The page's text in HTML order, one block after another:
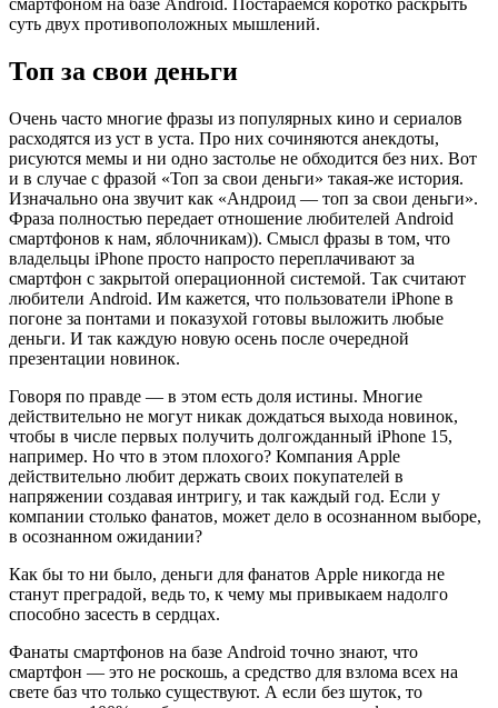
суть двух противоположных мышлений.
Топ за свои деньги
Очень часто многие фразы из популярных кино и сериалов
расходятся из уст в уста. Про них сочиняются анекдоты,
рисуются мемы и ни одно застолье не обходится без них. Вот
и в случае с фразой «Топ за свои деньги» такая-же история.
Изначально она звучит как «Андроид — топ за свои деньги».
Фраза полностью передает отношение любителей Android
смартфонов к нам, яблочникам)). Смысл фразы в том, что
владельцы iPhone просто напросто переплачивают за
смартфон с закрытой операционной системой. Так считают
любители Android. Им кажется, что пользователи iPhone в
погоне за понтами и показухой готовы выложить любые
деньги. И так каждую новую осень после очередной
презентации новинок.
Говоря по правде — в этом есть доля истины. Многие
действительно не могут никак дождаться выхода новинок,
чтобы в числе первых получить долгожданный iPhone 15,
например. Но что в этом плохого? Компания Apple
действительно любит держать своих покупателей в
напряжении создавая интригу, и так каждый год. Если у
компании столько фанатов, может дело в осознанном выборе,
в осознанном ожидании?
Как бы то ни было, деньги для фанатов Apple никогда не
станут преградой, ведь то, к чему мы привыкаем надолго
способно засесть в сердцах.
Фанаты смартфонов на базе Android точно знают, что
смартфон — это не роскошь, а средство для взлома всех на
свете баз что только существуют. А если без шуток, то